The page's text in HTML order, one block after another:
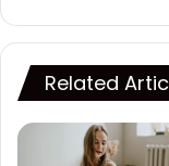
Related